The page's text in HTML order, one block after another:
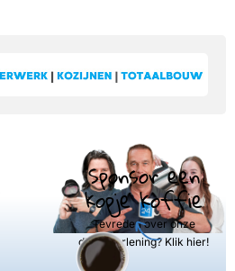
Sponsor een
kopje koffie
Tevreden over onze
dienstverlening? Klik hier!